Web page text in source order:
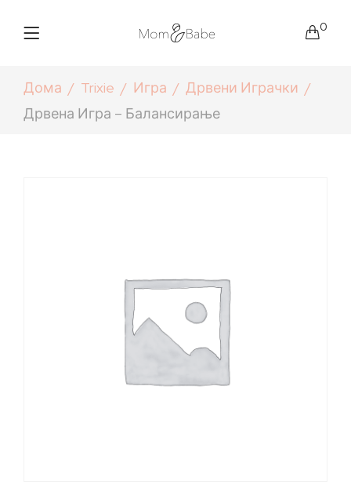
0
Дома Trixie Игра
Дрвени Играчки
Дрвена Игра – Балансирање